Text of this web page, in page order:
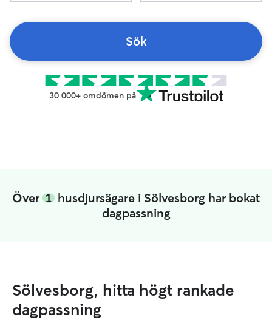
Sök
30 000+ omdömen på
Över 1 husdjursägare i Sölvesborg har bokat
dagpassning
Sölvesborg, hitta högt rankade
dagpassning